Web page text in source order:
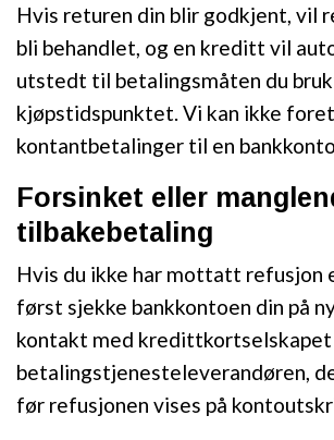
Hvis returen din blir godkjent, vil
bli behandlet, og en kreditt vil
utstedt til betalingsmåten du
kjøpstidspunktet. Vi kan ikke
kontantbetalinger til en
Forsinket eller
tilbakebetaling
Hvis du ikke har mottatt refusjon
først sjekke bankkontoen din på
kontakt med
betalingstjenesteleverandøren,
før refusjonen vises på